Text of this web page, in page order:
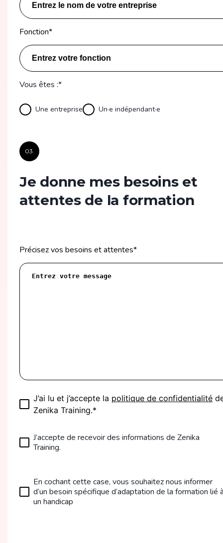
Fonction*
Vous êtes :*
Une entreprise Un·e indépendant·e
03.
Je donne mes besoins et
attentes de la formation
Précisez vos besoins et attentes*
J’ai lu et j’accepte la politique de confidentialité
Zenika Training.*
J’accepte de recevoir des informations de Zenika
Training.
En cochant cette case, vous souhaitez nous informer
d’un besoin spécifique d’adaptation de la formation lié
un handicap